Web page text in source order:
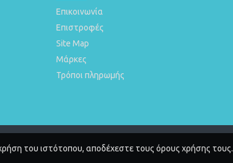
Επικοινωνία
Επιστροφές
Site Map
Μάρκες
Τρόποι πληρωμής
του ιστότοπου, αποδέχεστε τους όρους χρήσης τους.